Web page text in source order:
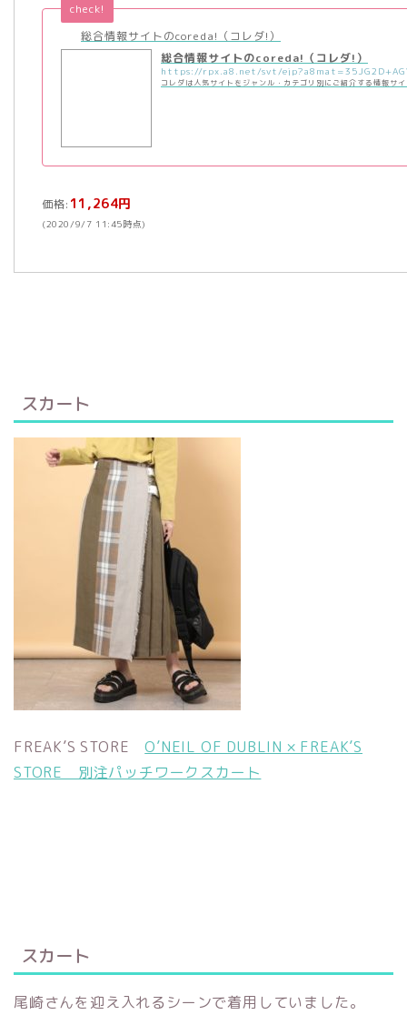
総合情報サイトのcoreda!（コレダ!）
check!
総合情報サイトのcoreda!（コレダ!）
コレダは人気サイトをジャンル・カテゴリ別にご紹介する情報サ
価格: 11,264円
(2020/9/7 11:45時点)
スカート
FREAK’S STOREO’NEIL OF DUBLIN × FREAK’S
STORE 別注パッチワークスカート
スカート
尾崎さんを迎え入れるシーンで着用していました。